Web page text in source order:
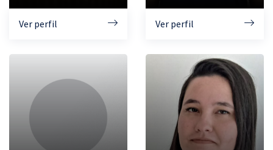
Ver perfil Ver perfil